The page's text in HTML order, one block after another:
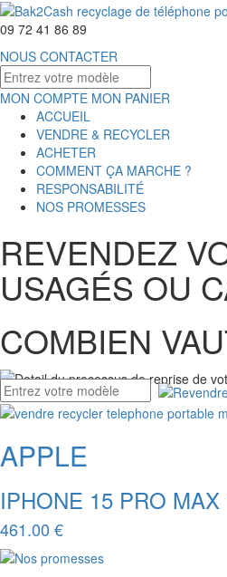
09 72 41 86 89
NOUS CONTACTER
MON COMPTE MON PANIER
ACCUEIL
VENDRE & RECYCLER
ACHETER
COMMENT ÇA MARCHE ?
RESPONSABILITÉ
NOS PROMESSES
REVENDEZ
USAGÉS OU
COMBIEN
APPLE
IPHONE 15 PRO MAX
461.00 €